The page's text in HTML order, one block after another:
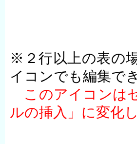
※２行以上の表の
イコンでも編集で
このアイコンは
ルの挿入」に変化